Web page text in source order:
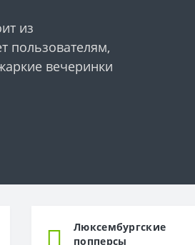
из
пользователям,
вечеринки
Люксембургские
попперсы